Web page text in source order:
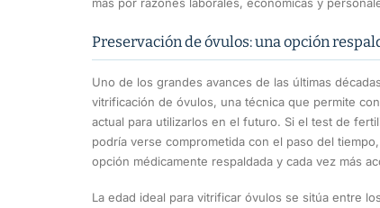
Preservación de óvulos: una opción
Uno de los grandes avances de las últimas
vitrificación de óvulos, una técnica que permite
actual para utilizarlos en el futuro. Si el test de
podría verse comprometida con el paso del
opción médicamente respaldada y cada vez más
La edad ideal para vitrificar óvulos se sitúa entre